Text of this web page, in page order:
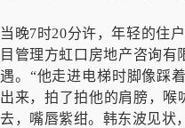
当晚7时20分许，年轻的住
目管理方虹口房地产咨询
遇。“他走进电梯时脚像踩
出来，拍了拍他的肩膀，
去，嘴唇紫绀。韩东波见状